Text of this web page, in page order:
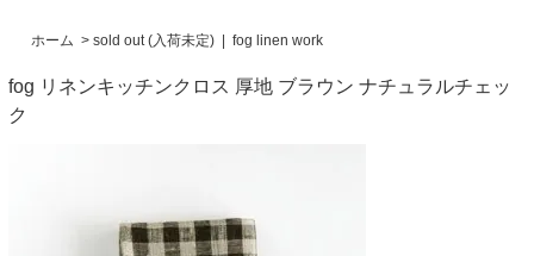
ホーム > sold out (入荷未定) fog linen work
fog リネンキッチンクロス 厚地 ブラウン ナチュラルチェッ
ク